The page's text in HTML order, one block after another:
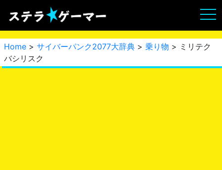
Home > サイバーパンク2077大辞典 > 乗り物 > ミリテク
バシリスク